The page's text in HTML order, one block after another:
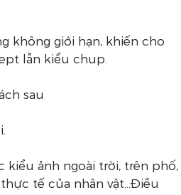
không giới hạn, khiến cho
lẫn kiểu chup.
sau
kiểu ảnh ngoài trời, trên phố,
tế của nhân vật...Điều